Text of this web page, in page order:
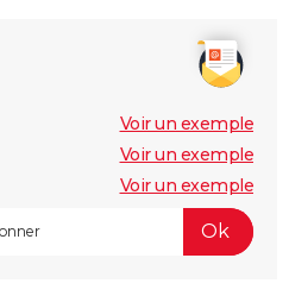
Voir un exemple
Voir un exemple
Voir un exemple